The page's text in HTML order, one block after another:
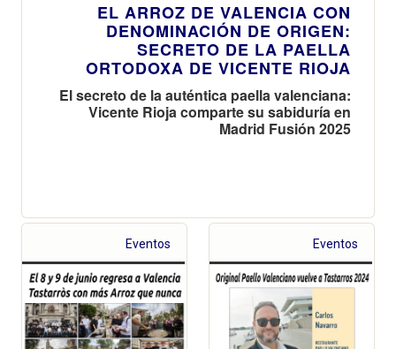
EL ARROZ DE VALENCIA CON
DENOMINACIÓN DE ORIGEN:
SECRETO DE LA PAELLA
ORTODOXA DE VICENTE RIOJA
El secreto de la auténtica paella valenciana:
Vicente Rioja comparte su sabiduría en
Madrid Fusión 2025
Eventos Eventos